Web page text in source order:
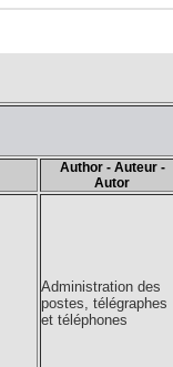
Author - Auteur -
Autor
Administration des
postes, télégraphes
et téléphones